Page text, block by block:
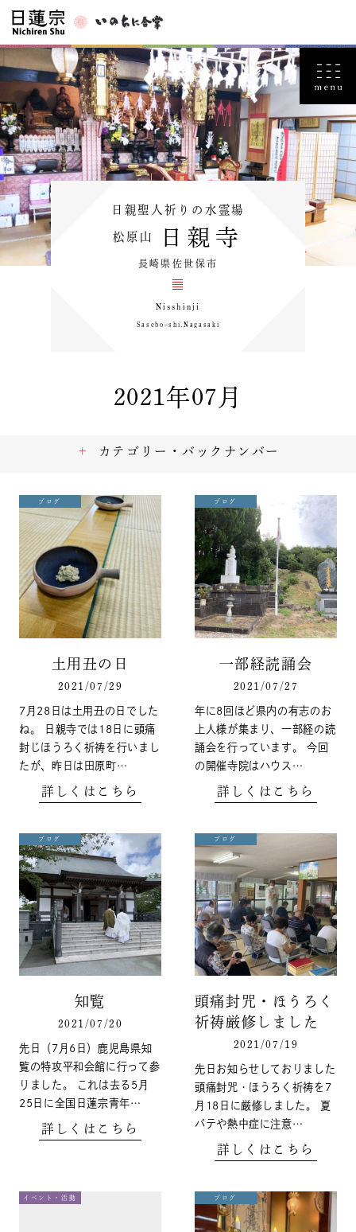
日親聖人祈りの水霊場
松原山 日親寺
長崎県佐世保市
Nisshinji
Saseboｰshi,Nagasaki
2021年07月
ブログ
土用丑の日
2021/07/29
7月28日は土用丑の日でした
ね。 日親寺では18日に頭痛
封じほうろく祈祷を行いまし
たが、昨日は田原町…
詳しくはこちら
ブログ
一部経読誦会
2021/07/27
年に8回ほど県内の有志のお
上人様が集まり、一部経の読
誦会を行っています。 今回
の開催寺院はハウス…
詳しくはこちら
ブログ
知覧
2021/07/20
先日（7月6日）鹿児島県知
覧の特攻平和会館に行って参
りました。 これは去る5月
25日に全国日蓮宗青年…
詳しくはこちら
ブログ
頭痛封咒・ほうろく
祈祷厳修しました
2021/07/19
先日お知らせしておりました
頭痛封咒・ほうろく祈祷を7
月18日に厳修しました。 夏
バテや熱中症に注意…
詳しくはこちら
イベント・活動 ブログ
カテゴリー・バックナンバー